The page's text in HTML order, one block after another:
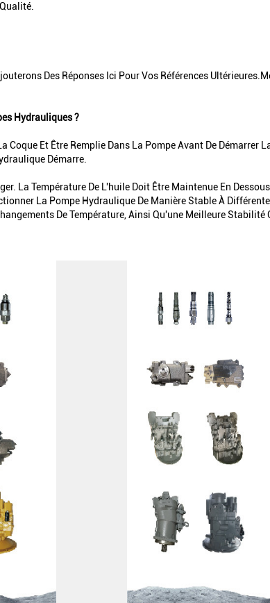
Des Réponses Ici Pour Vos Références
Hydrauliques ?
Coque Et Être Remplie Dans La Pompe Avant De
Démarre.
La Température De L'huile Doit Être Maintenue En
La Pompe Hydraulique De Manière Stable À
De Température, Ainsi Qu'une Meilleure